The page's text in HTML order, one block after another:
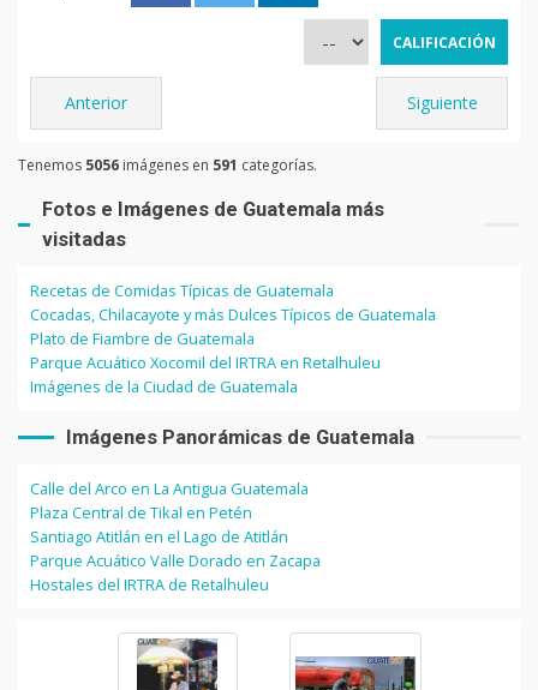
Anterior Siguiente
Tenemos 5056 imágenes en 591 categorías.
Fotos e Imágenes de Guatemala más
visitadas
Recetas de Comidas Típicas de Guatemala
Cocadas, Chilacayote y más Dulces Típicos de Guatemala
Plato de Fiambre de Guatemala
Parque Acuático Xocomil del IRTRA en Retalhuleu
Imágenes de la Ciudad de Guatemala
Imágenes Panorámicas de Guatemala
Calle del Arco en La Antigua Guatemala
Plaza Central de Tikal en Petén
Santiago Atitlán en el Lago de Atitlán
Parque Acuático Valle Dorado en Zacapa
Hostales del IRTRA de Retalhuleu